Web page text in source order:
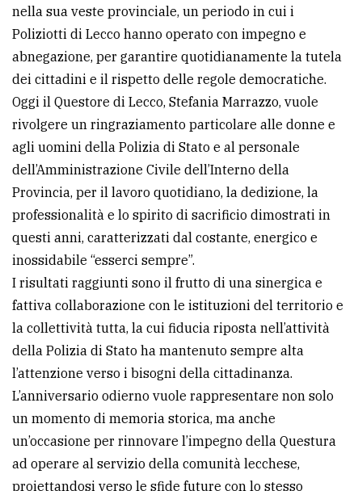
Privacy
policy
Cookie
policy
nella sua veste provinciale, un periodo in cui i
Poliziotti di Lecco hanno operato con impegno e
abnegazione, per garantire quotidianamente la tutela
dei cittadini e il rispetto delle regole democratiche.
Oggi il Questore di Lecco, Stefania Marrazzo, vuole
rivolgere un ringraziamento particolare alle donne e
agli uomini della Polizia di Stato e al personale
dell’Amministrazione Civile dell’Interno della
Provincia, per il lavoro quotidiano, la dedizione, la
professionalità e lo spirito di sacrificio dimostrati in
questi anni, caratterizzati dal costante, energico e
inossidabile “esserci sempre”.
I risultati raggiunti sono il frutto di una sinergica e
fattiva collaborazione con le istituzioni del territorio e
la collettività tutta, la cui fiducia riposta nell’attività
della Polizia di Stato ha mantenuto sempre alta
l’attenzione verso i bisogni della cittadinanza.
L’anniversario odierno vuole rappresentare non solo
un momento di memoria storica, ma anche
un’occasione per rinnovare l’impegno della Questura
ad operare al servizio della comunità lecchese,
proiettandosi verso le sfide future con lo stesso